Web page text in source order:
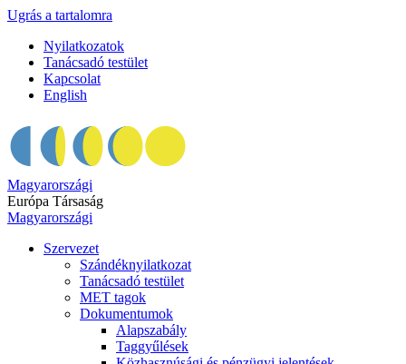
Ugrás a tartalomra
Nyilatkozatok
Tanácsadó testület
Kapcsolat
English
Magyarországi
Európa Társaság
Magyarországi
Szervezet
Szándéknyilatkozat
Tanácsadó testület
MET tagok
Dokumentumok
Alapszabály
Taggyűlések